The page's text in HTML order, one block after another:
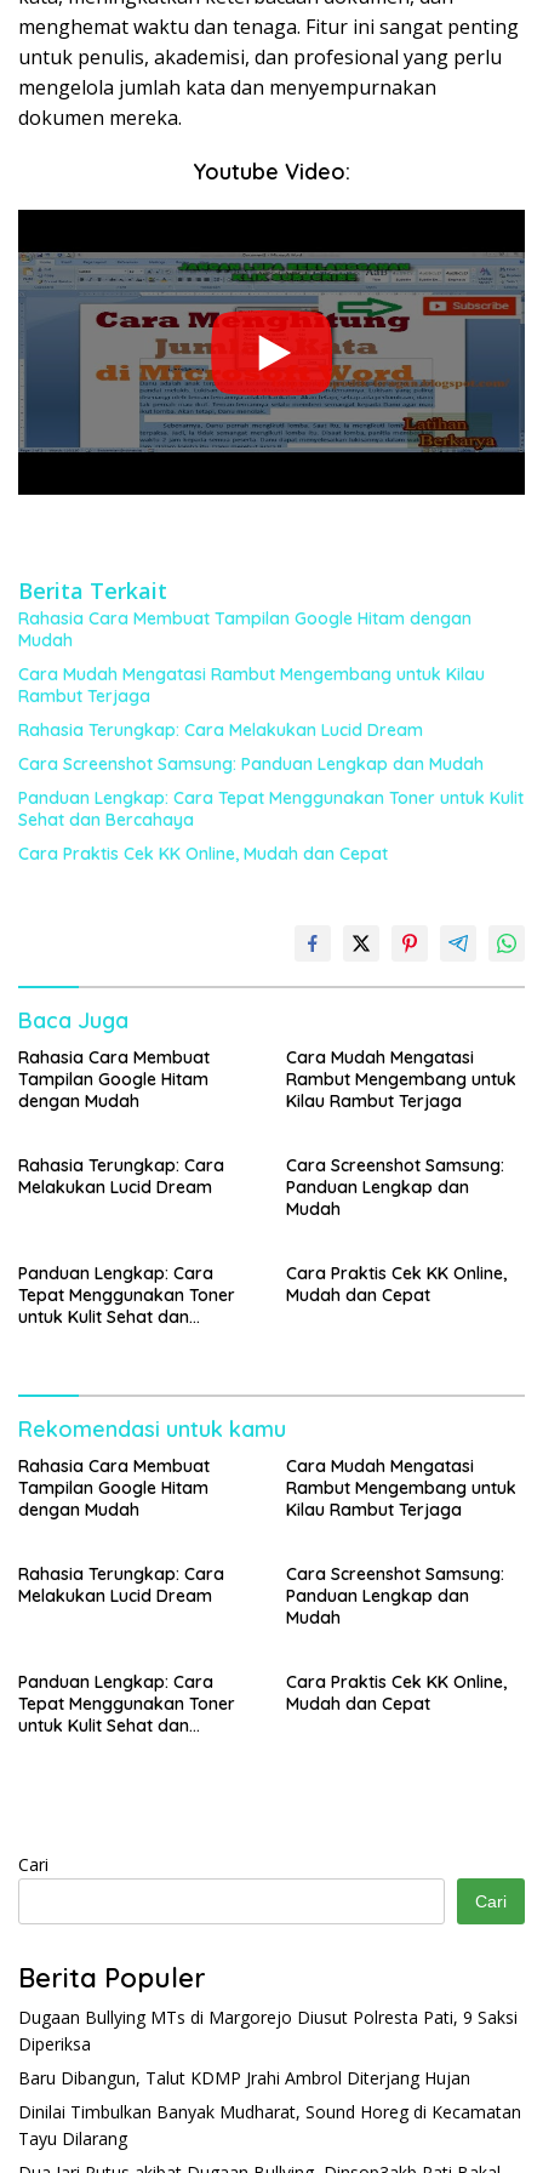
menghemat waktu dan tenaga. Fitur ini sangat penting
untuk penulis, akademisi, dan profesional yang perlu
mengelola jumlah kata dan menyempurnakan
dokumen mereka.
Youtube Video:
Berita Terkait
Rahasia Cara Membuat Tampilan Google Hitam dengan
Mudah
Cara Mudah Mengatasi Rambut Mengembang untuk Kilau
Rambut Terjaga
Rahasia Terungkap: Cara Melakukan Lucid Dream
Cara Screenshot Samsung: Panduan Lengkap dan Mudah
Panduan Lengkap: Cara Tepat Menggunakan Toner untuk Kulit
Sehat dan Bercahaya
Cara Praktis Cek KK Online, Mudah dan Cepat
Baca Juga
Rahasia Cara Membuat
Tampilan Google Hitam
dengan Mudah
Cara Mudah Mengatasi
Rambut Mengembang untuk
Kilau Rambut Terjaga
Rahasia Terungkap: Cara
Melakukan Lucid Dream
Cara Screenshot Samsung:
Panduan Lengkap dan
Mudah
Panduan Lengkap: Cara
Tepat Menggunakan Toner
untuk Kulit Sehat dan
Cara Praktis Cek KK Online,
Mudah dan Cepat
Rekomendasi untuk kamu
Rahasia Cara Membuat
Tampilan Google Hitam
dengan Mudah
Cara Mudah Mengatasi
Rambut Mengembang untuk
Kilau Rambut Terjaga
Rahasia Terungkap: Cara
Melakukan Lucid Dream
Cara Screenshot Samsung:
Panduan Lengkap dan
Mudah
Panduan Lengkap: Cara
Tepat Menggunakan Toner
untuk Kulit Sehat dan
Cara Praktis Cek KK Online,
Mudah dan Cepat
Cari
Cari
Berita Populer
Dugaan Bullying MTs di Margorejo Diusut Polresta Pati, 9 Saksi
Diperiksa
Baru Dibangun, Talut KDMP Jrahi Ambrol Diterjang Hujan
Dinilai Timbulkan Banyak Mudharat, Sound Horeg di Kecamatan
Tayu Dilarang